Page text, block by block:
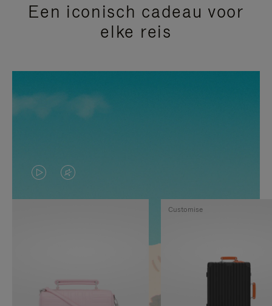
Een iconisch cadeau voor
elke reis
VIDEO
IS
GEPAUZEERD,
OP
HET
GELUID
Customise